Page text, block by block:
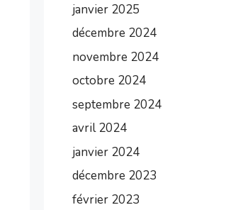
janvier 2025
décembre 2024
novembre 2024
octobre 2024
septembre 2024
avril 2024
janvier 2024
décembre 2023
février 2023